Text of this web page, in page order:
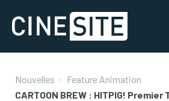
Nouvelles
Feature Animation
CARTOON BREW : HITPIG!